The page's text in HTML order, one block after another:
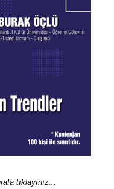
tıklayınız...